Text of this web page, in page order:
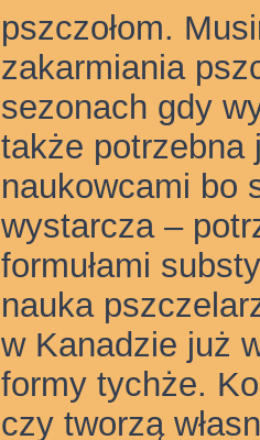
pszczołom.
zakarmiania
sezonach gdy
także potrzebna
naukowcami bo
wystarcza –
formułami
nauka
w Kanadzie już
formy tychże.
czy tworzą